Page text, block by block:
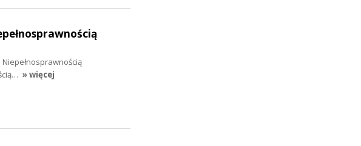
» więcej